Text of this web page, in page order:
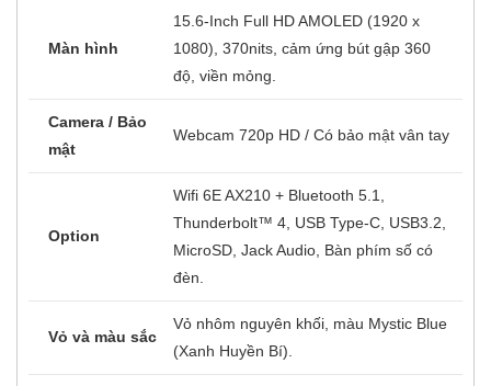
4.70Ghz x 8CPU/ 12M Cache) thế hệ 11
16GB LPDDR4x 4267MHz
Ổ cứng SSD M2 512Gb NVMe
Card màn hình Intel Iris Xe Graphics
Màn hình
15.6-Inch Full HD AMOLED (1920 x
1080), 370nits, cảm ứng bút gập 360
độ, viền mỏng.
mật
Webcam 720p HD / Có bảo mật vân tay